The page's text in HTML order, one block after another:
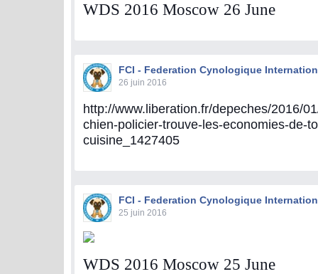
WDS 2016 Moscow 26 June
FCI - Federation Cynologique
26 juin 2016
http://www.liberation.fr/depeches/2016/
chien-policier-trouve-les-economies-de-
cuisine_1427405
FCI - Federation Cynologique
25 juin 2016
WDS 2016 Moscow 25 June